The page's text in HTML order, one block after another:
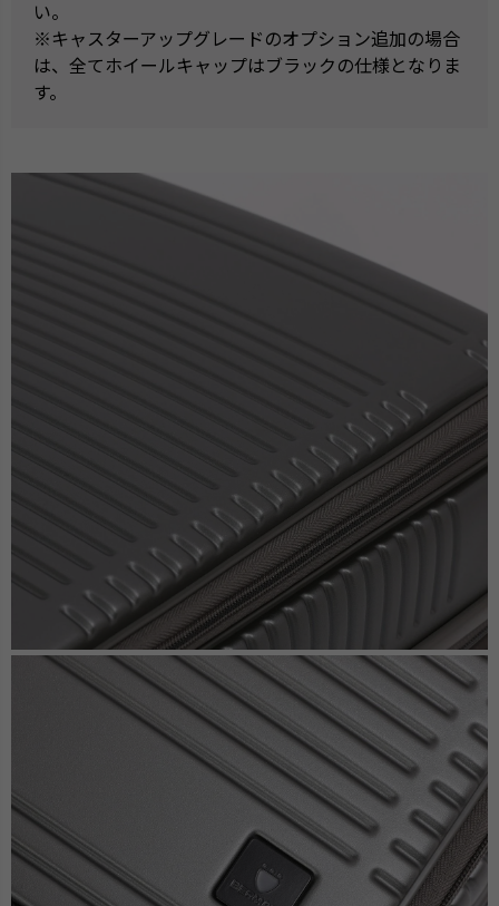
い。
※キャスターアップグレードのオプション追加の場合
は、全てホイールキャップはブラックの仕様となりま
す。